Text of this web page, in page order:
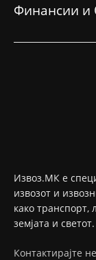
Финансии и
Извоз.МК е
извозот и
како транспорт,
земјата и светот.
Контактирајте